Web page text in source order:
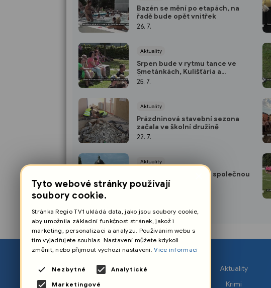
Bazén se mění po etapách, na
řadě bude opět vnitřek
26. 7.
Aktuality
Srpen bude v rytmu tance ve
Smetánkách, Kulišťária a
Čechomoru
25. 7.
Aktuality
Prázdninová stavební sezona
začala ve školní družině
22. 7.
Aktuality
Město a kraj naznačili společnou
vizi Hückelových vil
O nás
Nastavení cookies
Aktuality
Krimi
Tyto webové stránky používají
soubory cookie.
Stránka Regio TV1 ukládá data, jako jsou soubory cookie,
aby umožnila základní funkčnost stránek, jakož i
marketing, personalizaci a analýzu. Používáním webu s
tím vyjadřujete souhlas. Nastavení můžete kdykoli
změnit, nebo přijmout výchozí nastavení.Více informací
Nezbytné
Analytické
Marketingové